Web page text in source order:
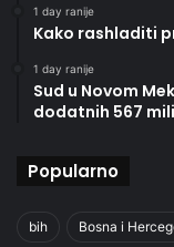
1 day ranije
Kako rashladiti
1 day ranije
Sud u Novom
dodatnih 567
Popularno
bih Bosna i